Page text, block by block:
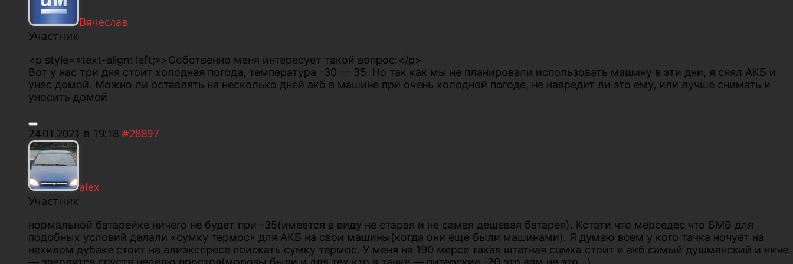
Вячеслав
Участник
<p style=»text-align: left;»>Собственно меня интересует такой вопрос:</p>
Вот у нас три дня стоит холодная погода, температура -30 — 35. Но так как мы не планировали использовать машину в эти дни, я снял АКБ и
унес домой. Можно ли оставлять на несколько дней акб в машине при очень холодной погоде, не навредит ли это ему, или лучше снимать и
уносить домой
24.01.2021 в 19:18 #28897
alex
Участник
нормальной батарейке ничего не будет при -35(имеется в виду не старая и не самая дешевая батарея). Кстати что мерседес что БМВ для
подобных условий делали «сумку термос» для АКБ на свои машины(когда они еще были машинами). Я думаю всем у кого тачка ночует на
нехилом дубаке стоит на алиэкспресе поискать сумку термос. У меня на 190 мерсе такая штатная сцмка стоит и акб самый душманский и ниче